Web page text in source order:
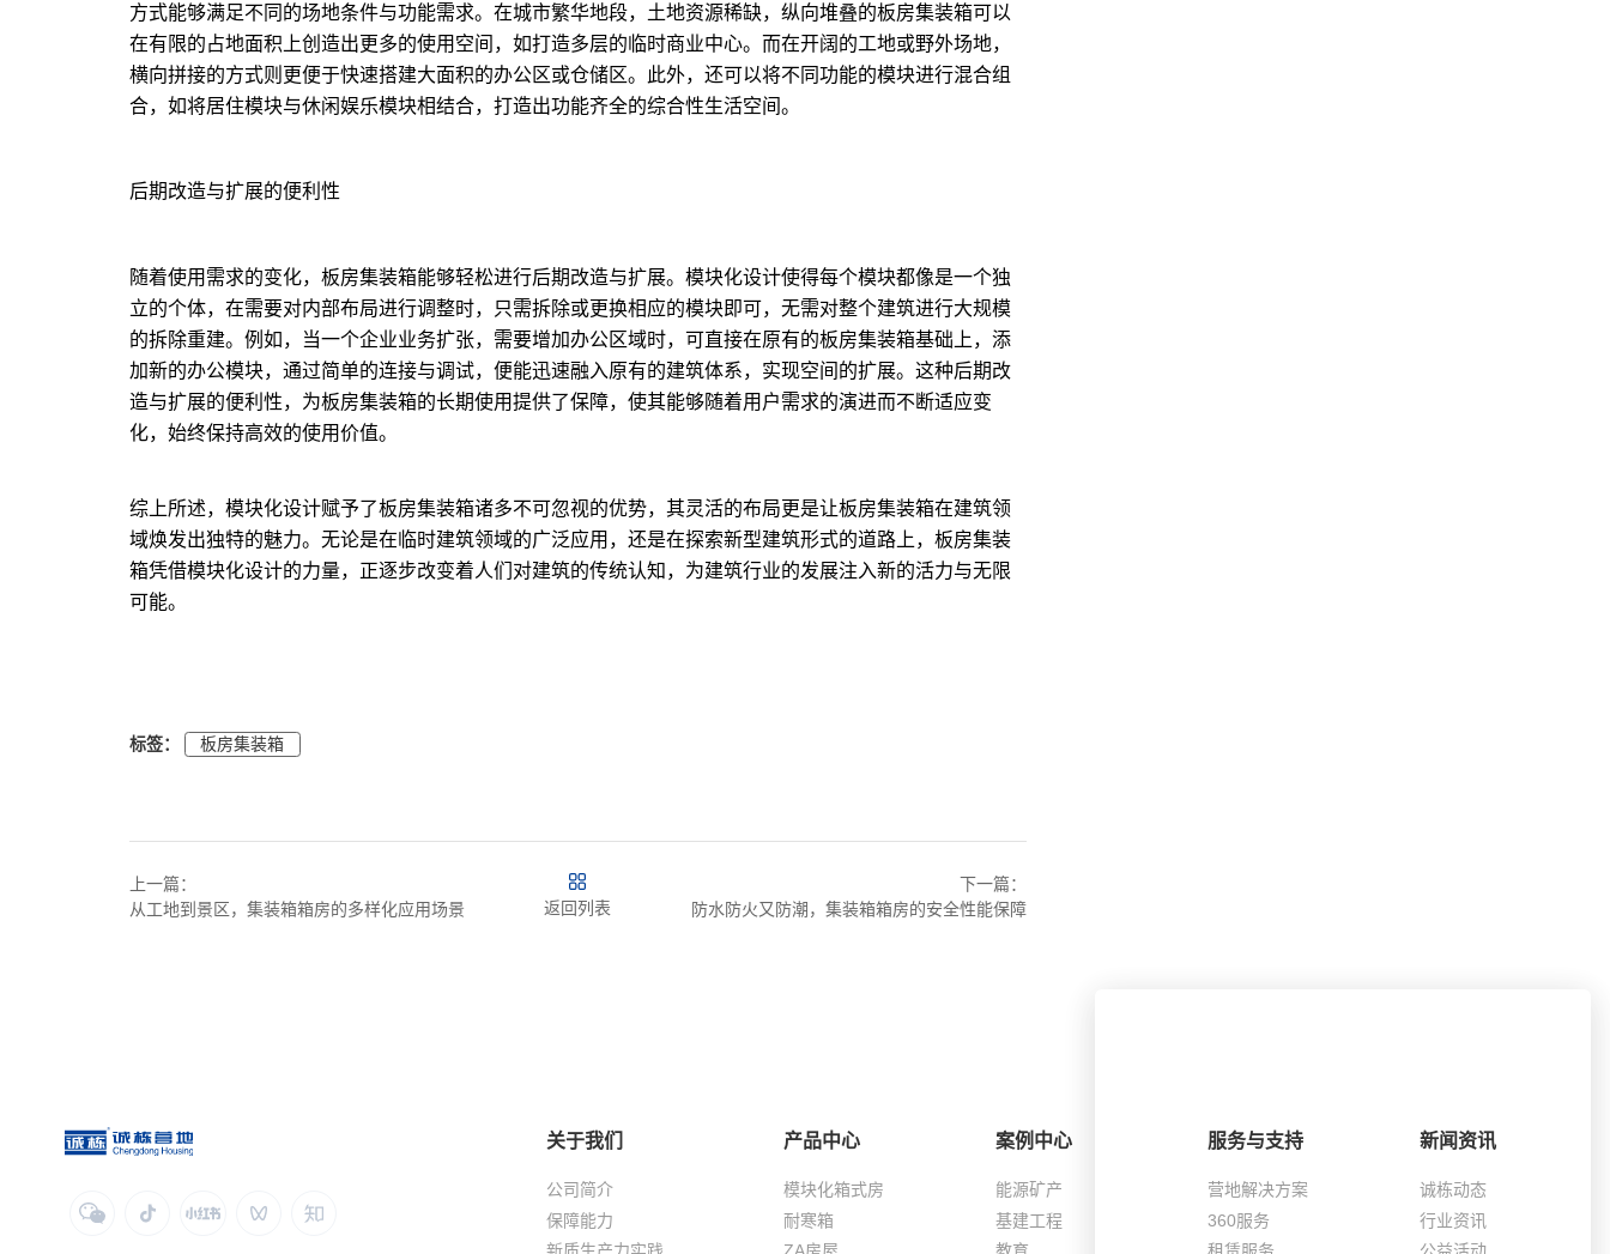
方式能够满足不同的场地条件与功能需求。在城市繁华地段，土地资源稀缺，纵向堆叠的板房集装箱可以
在有限的占地面积上创造出更多的使用空间，如打造多层的临时商业中心。而在开阔的工地或野外场地，
横向拼接的方式则更便于快速搭建大面积的办公区或仓储区。此外，还可以将不同功能的模块进行混合组
合，如将居住模块与休闲娱乐模块相结合，打造出功能齐全的综合性生活空间。
后期改造与扩展的便利性
随着使用需求的变化，板房集装箱能够轻松进行后期改造与扩展。模块化设计使得每个模块都像是一个独
立的个体，在需要对内部布局进行调整时，只需拆除或更换相应的模块即可，无需对整个建筑进行大规模
的拆除重建。例如，当一个企业业务扩张，需要增加办公区域时，可直接在原有的板房集装箱基础上，添
加新的办公模块，通过简单的连接与调试，便能迅速融入原有的建筑体系，实现空间的扩展。这种后期改
造与扩展的便利性，为板房集装箱的长期使用提供了保障，使其能够随着用户需求的演进而不断适应变
化，始终保持高效的使用价值。
综上所述，模块化设计赋予了板房集装箱诸多不可忽视的优势，其灵活的布局更是让板房集装箱在建筑领
域焕发出独特的魅力。无论是在临时建筑领域的广泛应用，还是在探索新型建筑形式的道路上，板房集装
箱凭借模块化设计的力量，正逐步改变着人们对建筑的传统认知，为建筑行业的发展注入新的活力与无限
可能。
标签： 板房集装箱
上一篇：
从工地到景区，集装箱箱房的多样化应用场景
返回列表
下一篇：
防水防火又防潮，集装箱箱房的安全性能保障
关于我们
公司简介
保障能力
产品中心
模块化箱式房
耐寒箱
案例中心
能源矿产
基建工程
服务与支持
营地解决方案
360服务
新闻资讯
诚栋动态
行业资讯